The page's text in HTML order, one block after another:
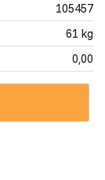
105457
61 kg
0,00